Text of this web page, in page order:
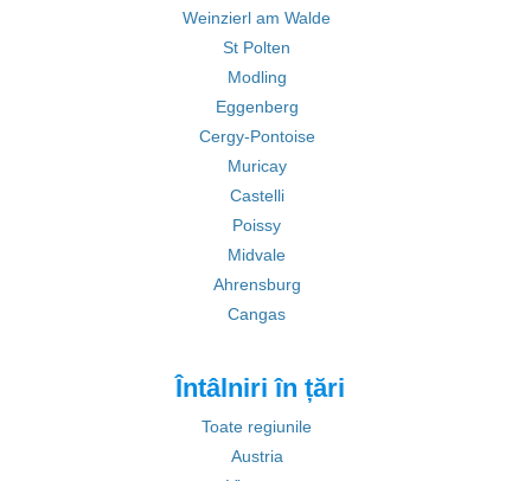
Weinzierl am Walde
St Polten
Modling
Eggenberg
Cergy-Pontoise
Muricay
Castelli
Poissy
Midvale
Ahrensburg
Cangas
Întâlniri în țări
Toate regiunile
Austria